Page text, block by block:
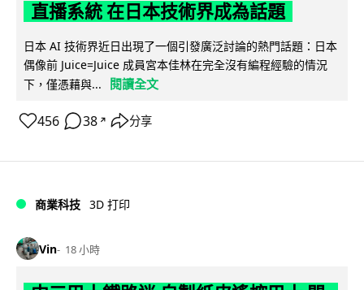
直播系統 在日本技術界成為話題
日本 AI 技術界近日出現了一個引發廣泛討論的熱門話題：日本
偶像前 Juice=Juice 成員宮本佳林在完全沒有編程經驗的情況
下，僅憑藉與...
閱讀全文
456 38 ↗ 分享
商業科技 3D 打印
Vin 18 小時